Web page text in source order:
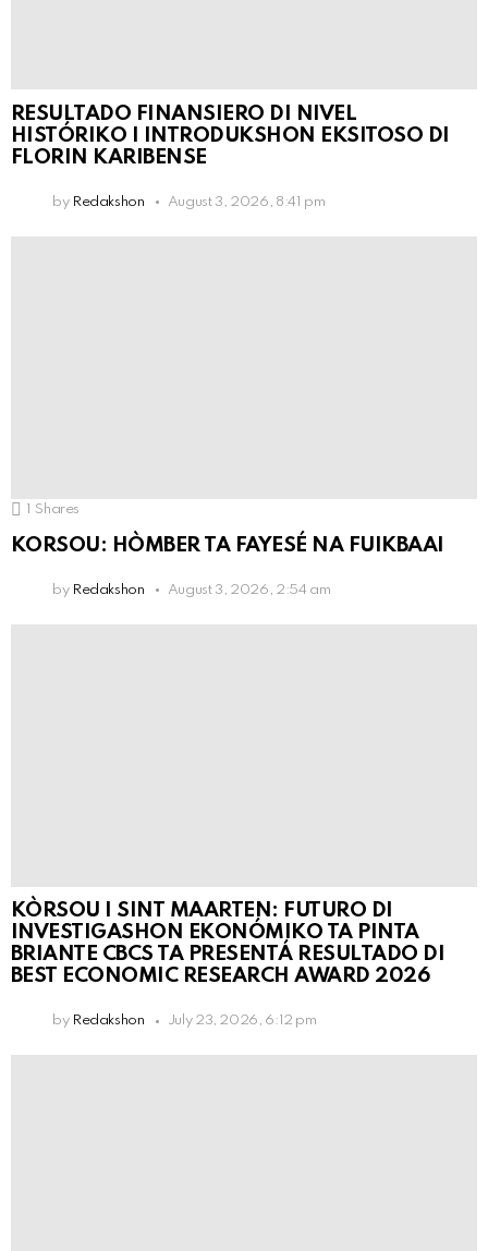
RESULTADO FINANSIERO DI NIVEL
HISTÓRIKO I INTRODUKSHON EKSITOSO DI
FLORIN KARIBENSE
by Redakshon August 3, 2026, 8:41 pm
1 Shares
KORSOU: HÒMBER TA FAYESÉ NA FUIKBAAI
by Redakshon August 3, 2026, 2:54 am
KÒRSOU I SINT MAARTEN: FUTURO DI
INVESTIGASHON EKONÓMIKO TA PINTA
BRIANTE CBCS TA PRESENTÁ RESULTADO DI
BEST ECONOMIC RESEARCH AWARD 2026
by Redakshon July 23, 2026, 6:12 pm